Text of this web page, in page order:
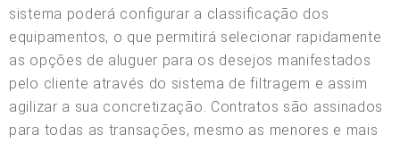
sistema poderá configurar a classificação dos
equipamentos, o que permitirá selecionar rapidamente
as opções de aluguer para os desejos manifestados
pelo cliente através do sistema de filtragem e assim
agilizar a sua concretização. Contratos são assinados
para todas as transações, mesmo as menores e mais